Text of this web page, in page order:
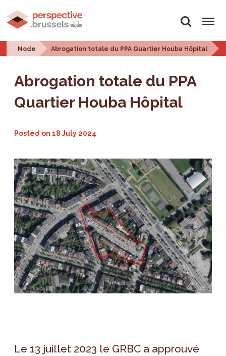
Search Menu
Node Abrogation totale du PPA Quartier Houba Hôpital
Abrogation totale du PPA
Quartier Houba Hôpital
Posted on18 July 2024
Le 13 juillet 2023 le GRBC a approuvé